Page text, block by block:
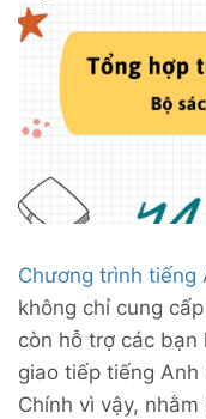
Chương trình tiếng
không chỉ cung
còn hỗ trợ các bạn
giao tiếp tiếng
Chính vì vậy,